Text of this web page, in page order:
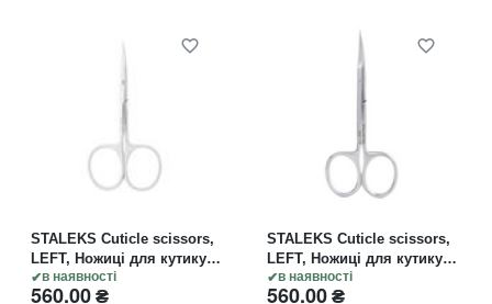
в наявності
STALEKS Cuticle scissors,
LEFT, Ножиці для кутикули
(ДЛЯ ЛІВШІ), леза 18 мм,
EXPERT 11 TYPE 1
560.00₴
в наявності
STALEKS Cuticle scissors,
LEFT, Ножиці для кутикули
(ДЛЯ ЛІВШІ), леза 21 мм,
EXPERT 11 TYPE 2
560.00₴